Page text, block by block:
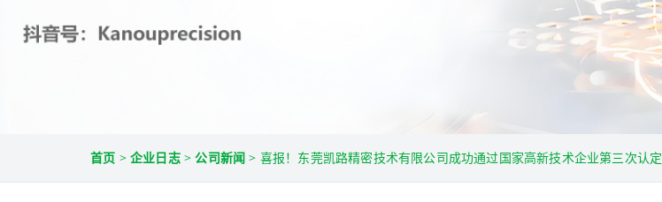
首页 >企业日志>公司新闻 > 喜报！东莞凯路精密技术有限公司成功通过国家高新技术企业第三次认定